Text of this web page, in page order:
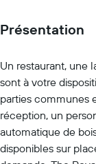
Présentation
Un restaurant, une
sont à votre
parties communes
réception, un
automatique de
disponibles sur